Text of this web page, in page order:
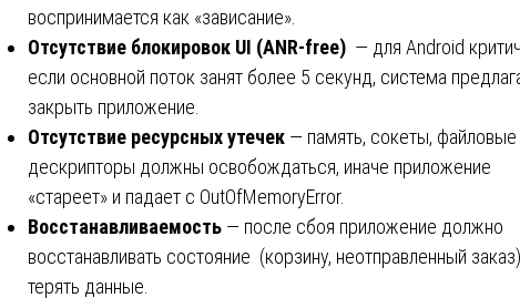
воспринимается как «зависание».
Отсутствие блокировок UI (ANR-free) — для Android
если основной поток занят более 5 секунд, система
закрыть приложение.
Отсутствие ресурсных утечек — память, сокеты, файловые
дескрипторы должны освобождаться, иначе приложение
«стареет» и падает с OutOfMemoryError.
Восстанавливаемость — после сбоя приложение должно
восстанавливать состояние (корзину, неотправленный
терять данные.